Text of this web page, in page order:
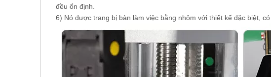
đều ổn định.
6) Nó được trang bị bàn làm việc bằng nhôm với thiết kế đặc biệt,